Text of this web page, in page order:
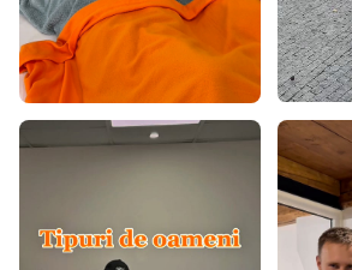
Covoare 120x170
Covoare 120x180
Covoare 120x200
Covoare 140x190
Covoare 140x200
Covoare 160x200
Covoare 160x220